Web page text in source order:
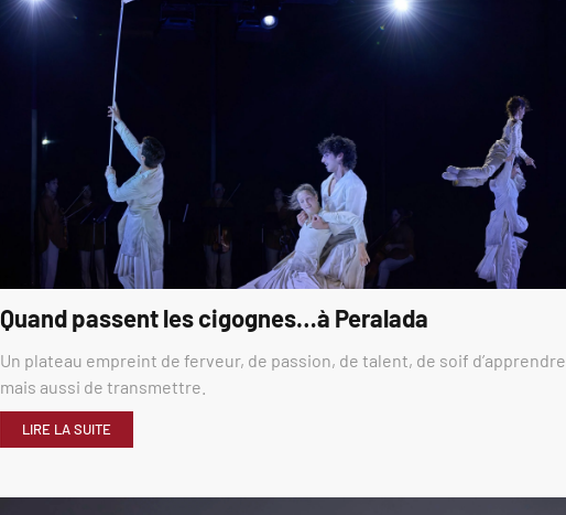
Quand passent les cigognes…à Peralada
Un plateau empreint de ferveur, de passion, de talent, de soif d’apprendre
mais aussi de transmettre.
LIRE LA SUITE